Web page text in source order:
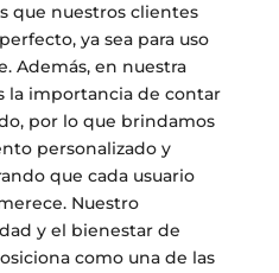
que nuestros clientes
ya sea para uso
Además, en nuestra
la importancia de contar
por lo que brindamos
personalizado y
que cada usuario
Nuestro
y el bienestar de
como una de las